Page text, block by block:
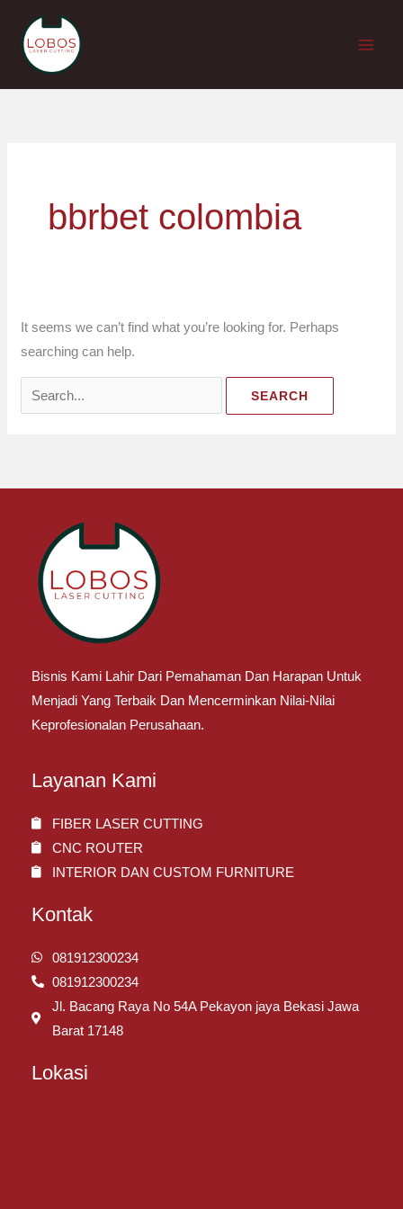
content
bbrbet colombia
It seems we can’t find what you’re looking for. Perhaps
searching can help.
Bisnis Kami Lahir Dari Pemahaman Dan Harapan Untuk
Menjadi Yang Terbaik Dan Mencerminkan Nilai-Nilai
Keprofesionalan Perusahaan.
Layanan Kami
FIBER LASER CUTTING
CNC ROUTER
INTERIOR DAN CUSTOM FURNITURE
Kontak
081912300234
081912300234
Jl. Bacang Raya No 54A Pekayon jaya Bekasi Jawa
Barat 17148
Lokasi